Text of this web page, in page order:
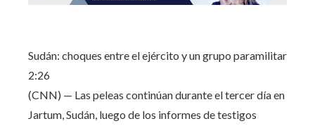
Sudán: choques entre el ejército y un grupo paramilitar
2:26
(CNN) — Las peleas continúan durante el tercer día en
Jartum, Sudán, luego de los informes de testigos